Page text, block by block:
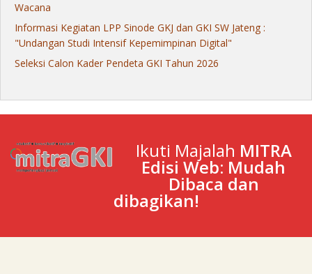
Wacana
Informasi Kegiatan LPP Sinode GKJ dan GKI SW Jateng :
"Undangan Studi Intensif Kepemimpinan Digital"
Seleksi Calon Kader Pendeta GKI Tahun 2026
Ikuti Majalah MITRA
Edisi Web: Mudah
Dibaca dan
dibagikan!